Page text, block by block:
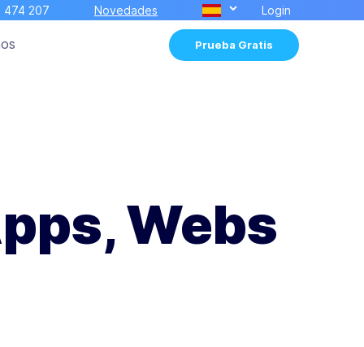
474 207 Novedades Login
Prueba Gratis
Webs